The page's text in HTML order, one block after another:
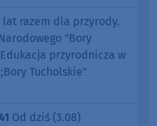
lat razem dla przyrody.
"Bory
przyrodnicza w
Tucholskie"
Od dziś (3.08)